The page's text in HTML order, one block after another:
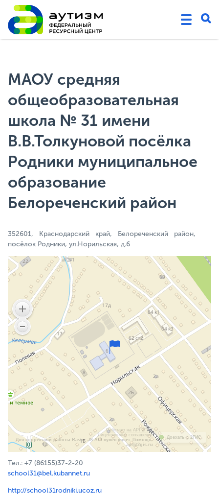
МАОУ средняя
общеобразовательная
школа № 31 имени
В.В.Толкуновой посёлка
Родники муниципальное
образование
Белореченский район
352601, Краснодарский край, Белореченский район,
посёлок Родники, ул.Норильская, д.6
Работает на API 2ГИС
Лицензионное соглашение
Для корректной работы Raster JS API нужен ключ. Помощь:
api@2gis.ru
Доехать с 2ГИС
Тел.: +7 (86155)37-2-20
school31@bel.kubannet.ru
http://school31rodniki.ucoz.ru